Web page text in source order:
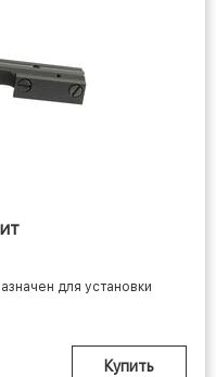
для установки
Купить